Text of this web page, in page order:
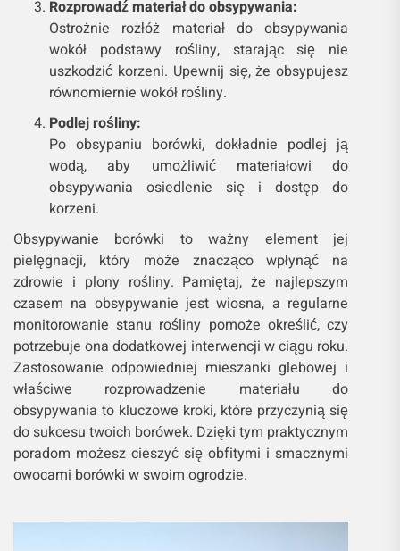
Rozprowadź materiał do obsypywania:
Ostrożnie rozłóż materiał do obsypywania
wokół podstawy rośliny, starając się nie
uszkodzić korzeni. Upewnij się, że obsypujesz
równomiernie wokół rośliny.
Podlej rośliny:
Po obsypaniu borówki, dokładnie podlej ją
wodą, aby umożliwić materiałowi do
obsypywania osiedlenie się i dostęp do
korzeni.
Obsypywanie borówki to ważny element jej
pielęgnacji, który może znacząco wpłynąć na
zdrowie i plony rośliny. Pamiętaj, że najlepszym
czasem na obsypywanie jest wiosna, a regularne
monitorowanie stanu rośliny pomoże określić, czy
potrzebuje ona dodatkowej interwencji w ciągu roku.
Zastosowanie odpowiedniej mieszanki glebowej i
właściwe rozprowadzenie materiału do
obsypywania to kluczowe kroki, które przyczynią się
do sukcesu twoich borówek. Dzięki tym praktycznym
poradom możesz cieszyć się obfitymi i smacznymi
owocami borówki w swoim ogrodzie.